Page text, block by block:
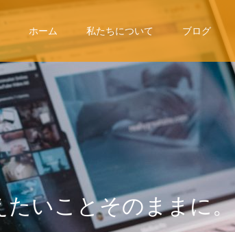
ホーム 私たちについて ブログ
たいこ とその ままに。